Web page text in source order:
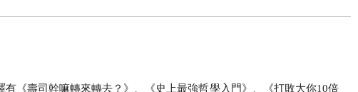
《壽司幹嘛轉來轉去？》、《史上最強哲學入門》、《打敗大你10倍